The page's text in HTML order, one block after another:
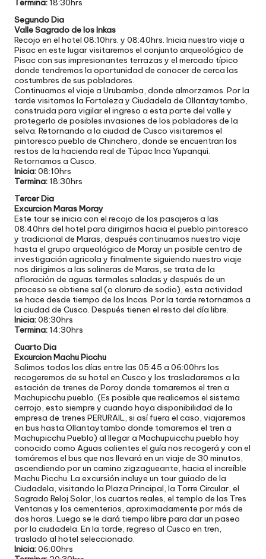
Segundo Dia
Valle Sagrado de los Inkas
Recojo en el hotel 08:10hrs. y 08:40hrs. Inicia nuestro viaje a
Pisac en este lugar visitaremos el conjunto arqueológico de
Pisac con sus impresionantes terrazas y el mercado típico
donde tendremos la oportunidad de conocer de cerca las
costumbres de sus pobladores.
Continuamos el viaje a Urubamba, donde almorzamos. Por la
tarde visitamos la Fortaleza y Ciudadela de Ollantaytambo,
construida para vigilar el ingreso a esta parte del valle y
protegerlo de posibles invasiones de los pobladores de la
selva. Retornando a la ciudad de Cusco visitaremos el
pintoresco pueblo de Chinchero, donde se encuentran los
restos de la hacienda real de Túpac Inca Yupanqui.
Retornamos a Cusco.
Inicia:08:10hrs
Termina: 18:30hrs
Tercer Dia
Excurcion Maras Moray
Este tour se inicia con el recojo de los pasajeros a las
08:40hrs del hotel para dirigirnos hacia el pueblo pintoresco
y tradicional de Maras, después continuamos nuestro viaje
hasta el grupo arqueológico de Moray un posible centro de
investigación agricola y finalmente siguiendo nuestro viaje
nos dirigimos a las salineras de Maras, se trata de la
afloración de aguas termales saladas y después de un
proceso se obtiene sal (o cloruro de sodio), esta actividad
se hace desde tiempo de los Incas. Por la tarde retornamos a
la ciudad de Cusco. Después tienen el resto del día libre.
Inicia:08:30hrs
Termina: 14:30hrs
Cuarto Dia
Excurcion Machu Picchu
Salimos todos los días entre las 05:45 a 06:00hrs los
recogeremos de su hotel en Cusco y los trasladaremos a la
estación de trenes de Poroy donde tomaremos el tren a
Machupicchu pueblo. (Es posible que realicemos el sistema
cerrojo, esto siempre y cuando haya disponibilidad de la
empresa de trenes PERURAIL, si así fuera el caso, viajaremos
en bus hasta Ollantaytambo donde tomaremos el tren a
Machupicchu Pueblo) al llegar a Machupuicchu pueblo hoy
conocido como Aguas calientes el guía nos recogerá y con el
tomáremos el bus que nos llevará en un viaje de 30 minutos,
ascendiendo por un camino zigzagueante, hacia el increíble
Machu Picchu. La excursión incluye un tour guiado de la
Ciudadela, visitando la Plaza Principal, la Torre Circular, el
Sagrado Reloj Solar, los cuartos reales, el templo de las Tres
Ventanas y los cementerios, aproximadamente por más de
dos horas. Luego se le dará tiempo libre para dar un paseo
por la ciudadela. En la tarde, regreso al Cusco en tren,
traslado al hotel seleccionado.
Inicia:06:00hrs